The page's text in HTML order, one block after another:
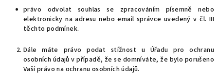
právo odvolat souhlas se zpracováním písemně nebo
elektronicky na adresu nebo email správce uvedený v čl. III
těchto podmínek.
Dále máte právo podat stížnost u Úřadu pro ochranu
osobních údajů v případě, že se domníváte, že bylo porušeno
Vaší právo na ochranu osobních údajů.